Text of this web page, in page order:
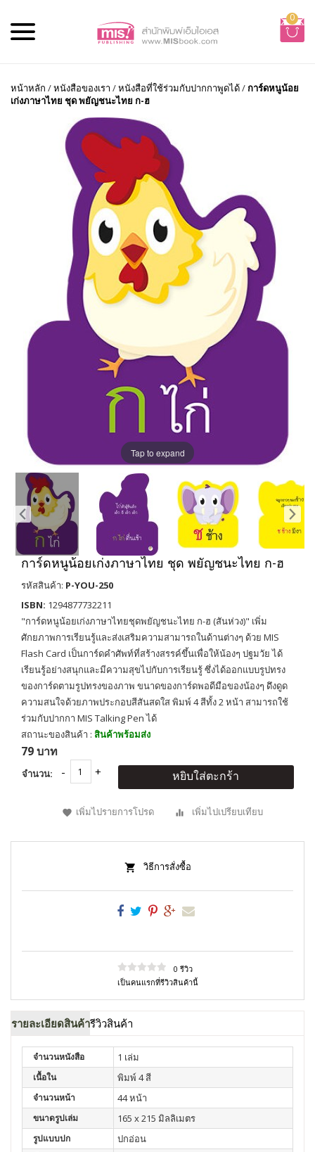
0
หน้าหลัก /หนังสือของเรา /หนังสือที่ใช้ร่วมกับปากกาพูดได้/การ์ดหนูน้อย
เก่งภาษาไทย ชุด พยัญชนะไทย ก-ฮ
Tap to expand
การ์ดหนูน้อยเก่งภาษาไทย ชุด พยัญชนะไทย ก-ฮ
รหัสสินค้า: P-YOU-250
ISBN: 1294877732211
"การ์ดหนูน้อยเก่งภาษาไทยชุดพยัญชนะไทย ก-ฮ (สันห่วง)" เพิ่ม
ศักยภาพการเรียนรู้และส่งเสริมความสามารถในด้านต่างๆ ด้วย MIS
Flash Card เป็นการ์ดคำศัพท์ที่สร้างสรรค์ขึ้นเพื่อให้น้องๆ ปฐมวัย ได้
เรียนรู้อย่างสนุกและมีความสุขไปกับการเรียนรู้ ซึ่งได้ออกแบบรูปทรง
ของการ์ดตามรูปทรงของภาพ ขนาดของการ์ดพอดีมือของน้องๆ ดึงดูด
ความสนใจด้วยภาพประกอบสีสันสดใส พิมพ์ 4 สีทั้ง 2 หน้า สามารถใช้
ร่วมกับปากกา MIS Talking Pen ได้
สถานะของสินค้า : สินค้าพร้อมส่ง
79 บาท
จำนวน: หยิบใส่ตะกร้า
เพิ่มไปรายการโปรด เพิ่มไปเปรียบเทียบ
วิธีการสั่งซื้อ
0 รีวิว
เป็นคนแรกที่รีวิวสินค้านี้
รายละเอียดสินค้ารีวิวสินค้า
จำนวนหนังสือ 1 เล่ม
เนื้อใน พิมพ์ 4 สี
จำนวนหน้า 44 หน้า
ขนาดรูปเล่ม 165 x 215 มิลลิเมตร
รูปแบบปก ปกอ่อน